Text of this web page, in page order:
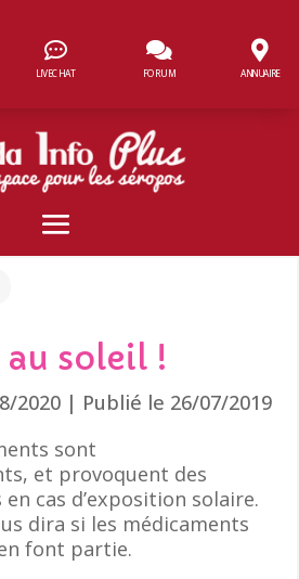
LIVECHAT FORUM ANNUAIRE
soleil !
2020 | Publié le 26/07/2019
sont
et provoquent des
cas d’exposition solaire.
dira si les médicaments
font partie.